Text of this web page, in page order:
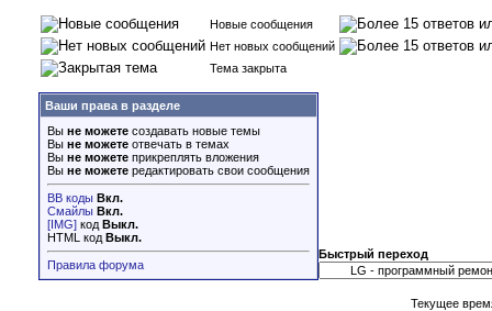
Новые сообщения
Нет новых сообщений
Тема закрыта
Ваши права в разделе
Вы не можете создавать новые темы
Вы не можете отвечать в темах
Вы не можете прикреплять вложения
Вы не можете редактировать свои сообщения
BB коды Вкл.
Смайлы Вкл.
[IMG] код Выкл.
HTML код Выкл.
Правила форума
Быстрый переход
Текущее